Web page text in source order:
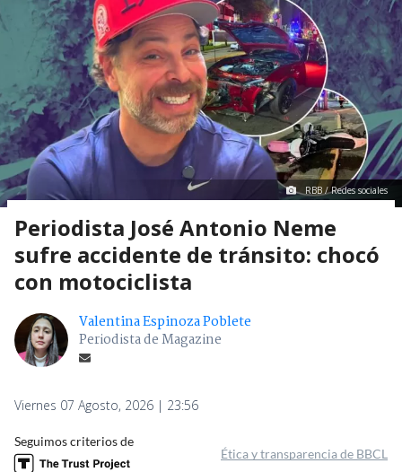
RBB / Redes sociales
Periodista José Antonio Neme
sufre accidente de tránsito: chocó
con motociclista
Valentina Espinoza Poblete
Periodista de Magazine
Viernes 07 Agosto, 2026 | 23:56
Seguimos criterios de
Ética y transparencia de BBCL